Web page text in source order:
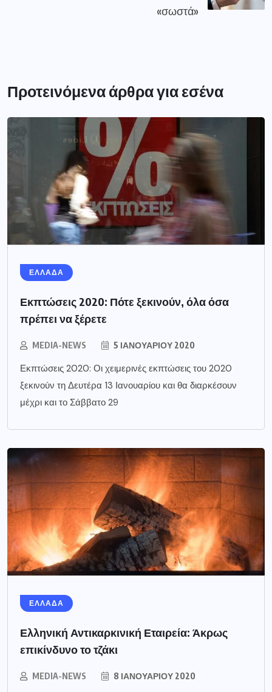
«σωστά»
Προτεινόμενα άρθρα για εσένα
ΕΛΛΑΔΑ
Εκπτώσεις 2020: Πότε ξεκινούν, όλα όσα
πρέπει να ξέρετε
MEDIA-NEWS 5 ΙΑΝΟΥΑΡΊΟΥ 2020
Εκπτώσεις 2020: Οι χειμερινές εκπτώσεις του 2020
ξεκινούν τη Δευτέρα 13 Ιανουαρίου και θα διαρκέσουν
μέχρι και το Σάββατο 29
ΕΛΛΑΔΑ
Ελληνική Αντικαρκινική Εταιρεία: Άκρως
επικίνδυνο το τζάκι
MEDIA-NEWS 8 ΙΑΝΟΥΑΡΊΟΥ 2020